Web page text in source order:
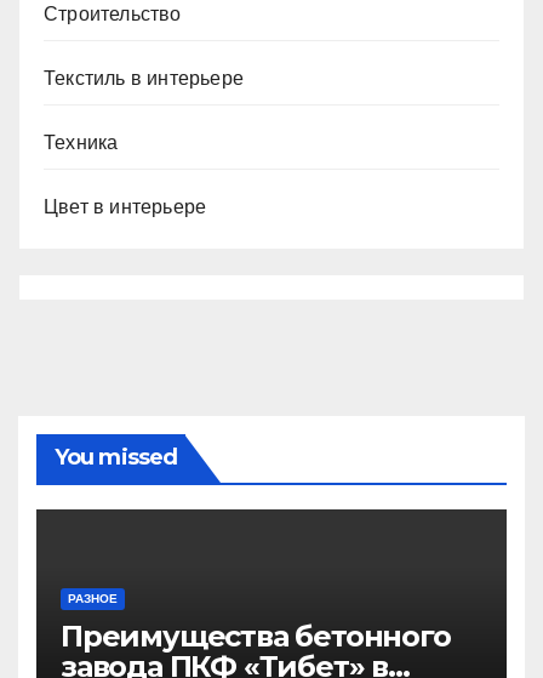
Строительство
Текстиль в интерьере
Техника
Цвет в интерьере
You missed
РАЗНОЕ
Преимущества бетонного
завода ПКФ «Тибет» в